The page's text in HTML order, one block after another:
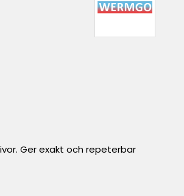
Ger exakt och repeterbar